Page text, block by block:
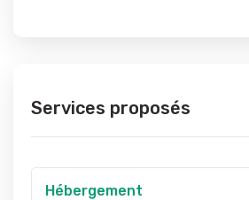
Services proposés
Hébergement